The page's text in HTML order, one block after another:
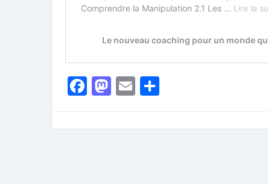
Facebook
Mastodon
Email